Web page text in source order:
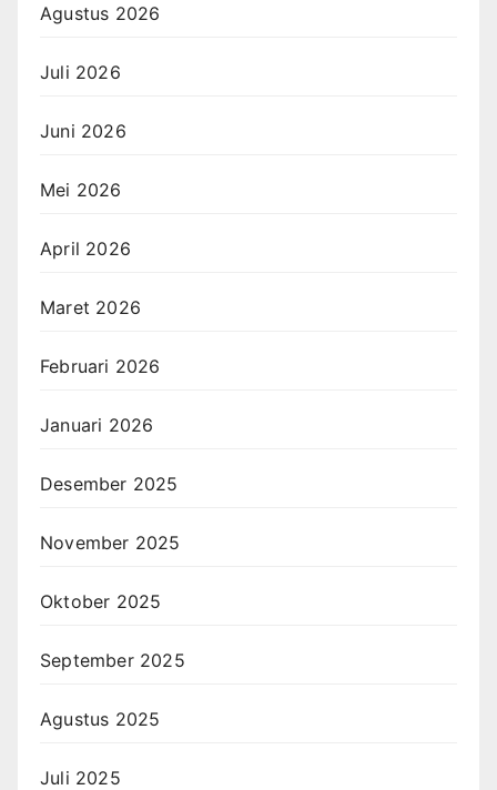
Agustus 2026
Juli 2026
Juni 2026
Mei 2026
April 2026
Maret 2026
Februari 2026
Januari 2026
Desember 2025
November 2025
Oktober 2025
September 2025
Agustus 2025
Juli 2025